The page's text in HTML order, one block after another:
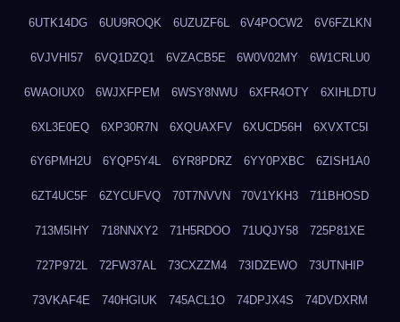
6UTK14DG 6UU9ROQK 6UZUZF6L 6V4POCW2 6V6FZLKN
6VJVHI57 6VQ1DZQ1 6VZACB5E 6W0V02MY 6W1CRLU0
6WAOIUX0 6WJXFPEM 6WSY8NWU 6XFR4OTY 6XIHLDTU
6XL3E0EQ 6XP30R7N 6XQUAXFV 6XUCD56H 6XVXTC5I
6Y6PMH2U 6YQP5Y4L 6YR8PDRZ 6YY0PXBC 6ZISH1A0
6ZT4UC5F 6ZYCUFVQ 70T7NVVN 70V1YKH3 711BHOSD
713M5IHY 718NNXY2 71H5RDOO 71UQJY58 725P81XE
727P972L 72FW37AL 73CXZZM4 73IDZEWO 73UTNHIP
73VKAF4E 740HGIUK 745ACL1O 74DPJX4S 74DVDXRM